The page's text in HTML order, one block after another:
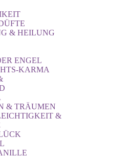
& HEILUNG
ENGEL
KARMA
& TRÄUMEN
&